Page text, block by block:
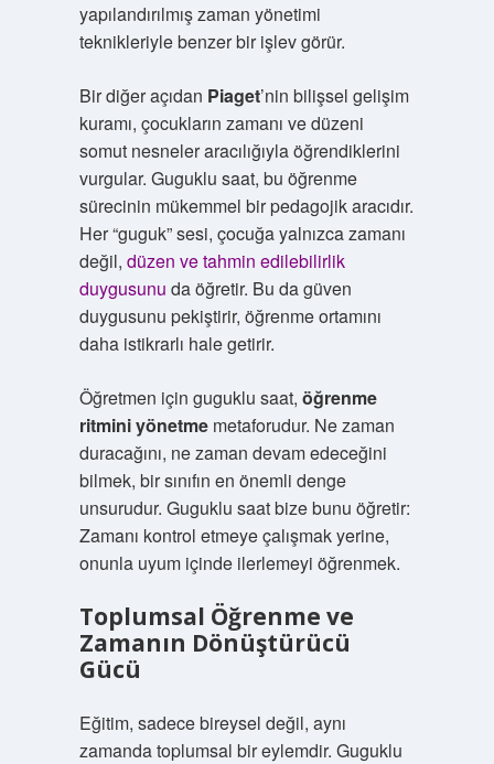
yapılandırılmış zaman yönetimi
teknikleriyle benzer bir işlev görür.
Bir diğer açıdan Piaget’nin bilişsel gelişim
kuramı, çocukların zamanı ve düzeni
somut nesneler aracılığıyla öğrendiklerini
vurgular. Guguklu saat, bu öğrenme
sürecinin mükemmel bir pedagojik aracıdır.
Her “guguk” sesi, çocuğa yalnızca zamanı
değil, düzen ve tahmin edilebilirlik
duygusunu da öğretir. Bu da güven
duygusunu pekiştirir, öğrenme ortamını
daha istikrarlı hale getirir.
Öğretmen için guguklu saat, öğrenme
ritmini yönetmemetaforudur. Ne zaman
duracağını, ne zaman devam edeceğini
bilmek, bir sınıfın en önemli denge
unsurudur. Guguklu saat bize bunu öğretir:
Zamanı kontrol etmeye çalışmak yerine,
onunla uyum içinde ilerlemeyi öğrenmek.
Toplumsal Öğrenme ve
Zamanın Dönüştürücü
Gücü
Eğitim, sadece bireysel değil, aynı
zamanda toplumsal bir eylemdir. Guguklu